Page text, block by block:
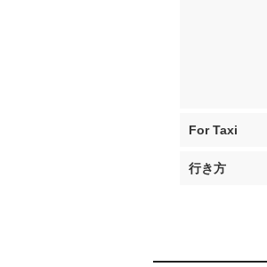
For Taxi
行き方